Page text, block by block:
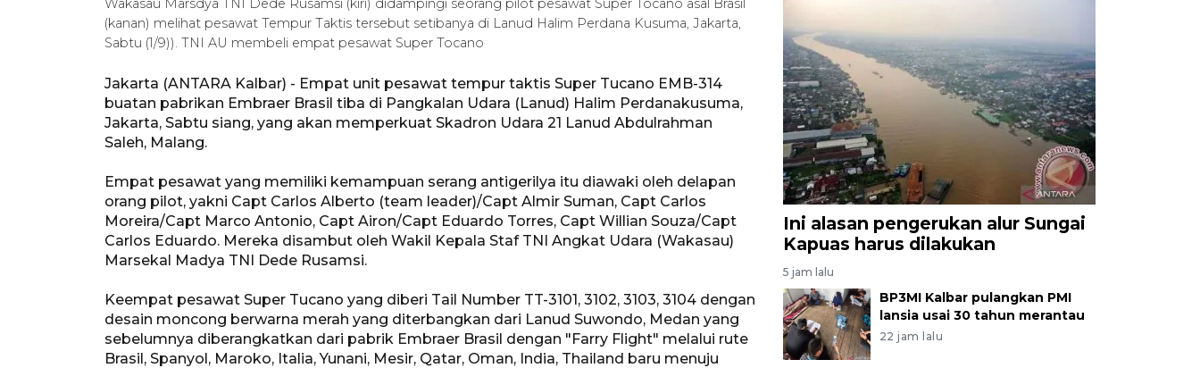
Wakasau Marsdya TNI Dede Rusamsi (kiri) didampingi seorang pilot pesawat Super Tocano asal Brasil
(kanan) melihat pesawat Tempur Taktis tersebut setibanya di Lanud Halim Perdana Kusuma, Jakarta,
Sabtu (1/9)). TNI AU membeli empat pesawat Super Tocano
Jakarta (ANTARA Kalbar) - Empat unit pesawat tempur taktis Super Tucano EMB-314
buatan pabrikan Embraer Brasil tiba di Pangkalan Udara (Lanud) Halim Perdanakusuma,
Jakarta, Sabtu siang, yang akan memperkuat Skadron Udara 21 Lanud Abdulrahman
Saleh, Malang.
Empat pesawat yang memiliki kemampuan serang antigerilya itu diawaki oleh delapan
orang pilot, yakni Capt Carlos Alberto (team leader)/Capt Almir Suman, Capt Carlos
Moreira/Capt Marco Antonio, Capt Airon/Capt Eduardo Torres, Capt Willian Souza/Capt
Carlos Eduardo. Mereka disambut oleh Wakil Kepala Staf TNI Angkat Udara (Wakasau)
Marsekal Madya TNI Dede Rusamsi.
Keempat pesawat Super Tucano yang diberi Tail Number TT-3101, 3102, 3103, 3104 dengan
desain moncong berwarna merah yang diterbangkan dari Lanud Suwondo, Medan yang
sebelumnya diberangkatkan dari pabrik Embraer Brasil dengan "Farry Flight" melalui rute
Brasil, Spanyol, Maroko, Italia, Yunani, Mesir, Qatar, Oman, India, Thailand baru menuju
Ini alasan pengerukan alur Sungai
Kapuas harus dilakukan
5 jam lalu
BP3MI Kalbar pulangkan PMI
lansia usai 30 tahun merantau
22 jam lalu